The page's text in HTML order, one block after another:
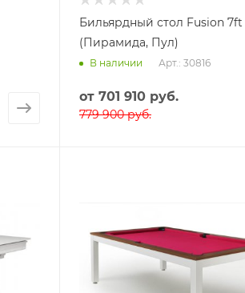
Бильярдный стол Fusion 7ft
(Пирамида, Пул)
В наличии Арт.: 30816
от 701 910 руб.
779 900 руб.